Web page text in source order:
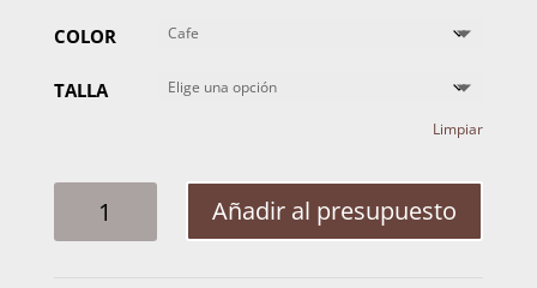
COLOR
TALLA
Limpiar
MUJER
Añadir al presupuesto